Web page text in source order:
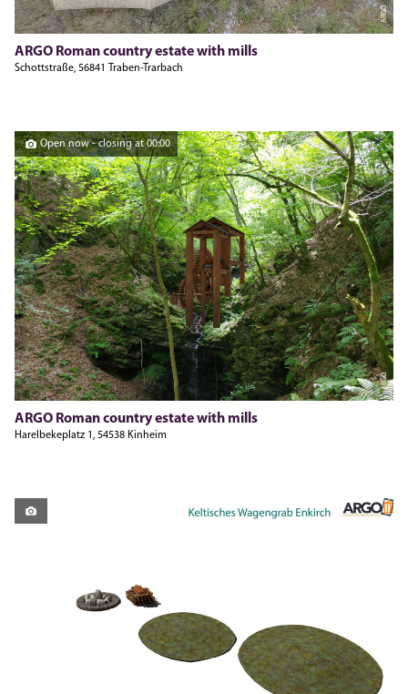
ARGO
ARGO Roman country estate with mills
Schottstraße, 56841 Traben-Trarbach
ARGO
Open now - closing at 00:00
ARGO Roman country estate with mills
Harelbekeplatz 1, 54538 Kinheim